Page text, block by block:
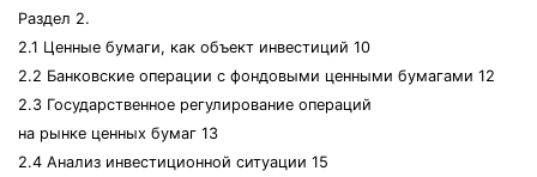
Раздел 2.
2.1 Ценные бумаги, как объект инвестиций 10
2.2 Банковские операции с фондовыми ценными бумагами 12
2.3 Государственное регулирование операций
на рынке ценных бумаг 13
2.4 Анализ инвестиционной ситуации 15